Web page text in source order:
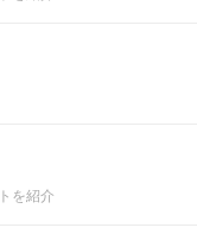
を紹介